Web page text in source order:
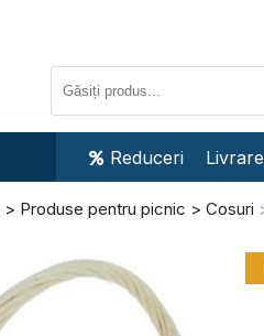
Reduceri Livrare
Produse pentru picnic Cosuri